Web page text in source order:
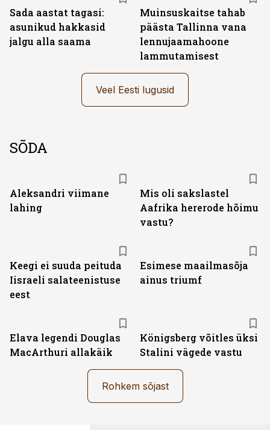
Sada aastat tagasi:
asunikud hakkasid
jalgu alla saama
Muinsuskaitse tahab
päästa Tallinna vana
lennujaamahoone
lammutamisest
Veel Eesti lugusid
SÕDA
Aleksandri viimane
lahing
Mis oli sakslastel
Aafrika hererode hõimu
vastu?
Keegi ei suuda peituda
Iisraeli salateenistuse
eest
Esimese maailmasõja
ainus triumf
Elava legendi Douglas
MacArthuri allakäik
Königsberg võitles üksi
Stalini vägede vastu
Rohkem sõjast